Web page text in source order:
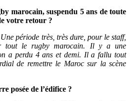
marocain, suspendu 5 ans de toute
votre retour ?
période très, très dure, pour le staff,
tout le rugby marocain. Il y a une
a perdu 4 ans et demi. Il a fallu tout
de remettre le Maroc sur la scène
posée de l’édifice ?